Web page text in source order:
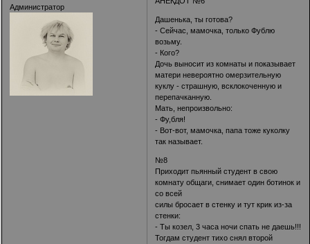
Администратор
Дашенька, ты готова?
- Сейчас, мамочка, только Фублю
возьму.
- Кого?
Дочь выносит из комнаты и показывает
матери невероятно омерзительную
куклу - страшную, всклокоченную и
перепачканную.
Мать, непроизвольно:
- Фу,бля!
- Вот-вот, мамочка, папа тоже куколку
так называет.
№8
Приходит пьянный студент в свою
комнату общаги, снимает один ботинок и
со всей
силы бросает в стенку и тут крик из-за
стенки:
- Ты козел, 3 часа ночи спать не даешь!!!
Тогдам студент тихо снял второй